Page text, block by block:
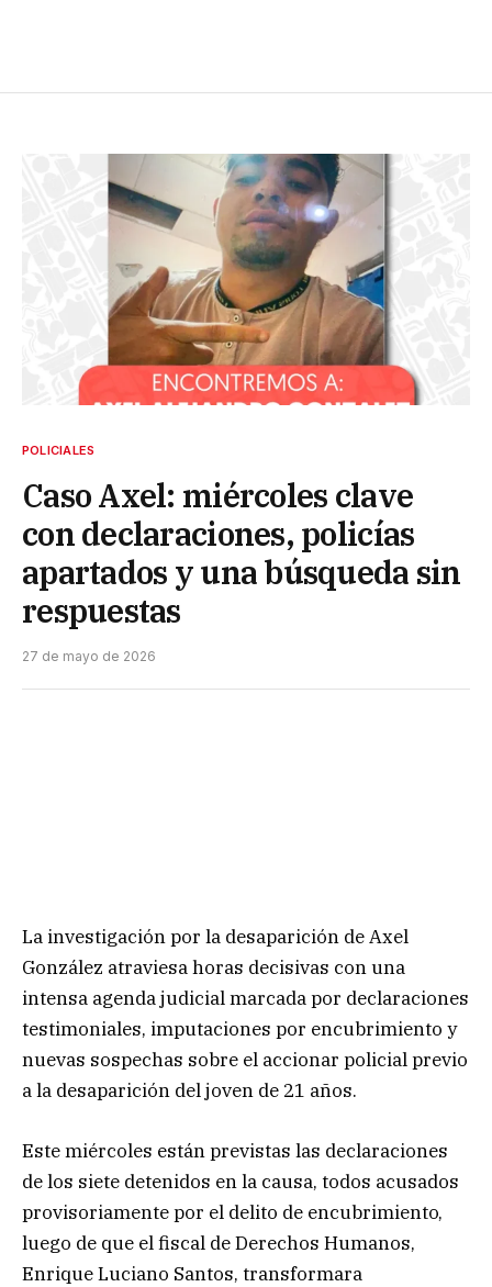
POLICIALES
Caso Axel: miércoles clave
con declaraciones, policías
apartados y una búsqueda sin
respuestas
27 de mayo de 2026
La investigación por la desaparición de Axel
González atraviesa horas decisivas con una
intensa agenda judicial marcada por declaraciones
testimoniales, imputaciones por encubrimiento y
nuevas sospechas sobre el accionar policial previo
a la desaparición del joven de 21 años.
Este miércoles están previstas las declaraciones
de los siete detenidos en la causa, todos acusados
provisoriamente por el delito de encubrimiento,
luego de que el fiscal de Derechos Humanos,
Enrique Luciano Santos, transformara